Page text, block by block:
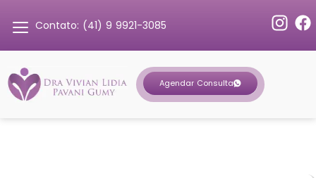
Contato: (41) 9 9921-3085
Agendar Consulta